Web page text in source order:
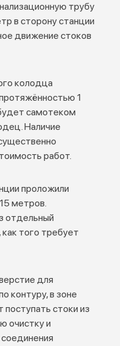
трубу
в сторону станции
движение стоков
колодца
1
самотеком
Наличие
работ.
проложили
метров.
отдельный
того требует
для
контуру, в зоне
стоки из
очистку и